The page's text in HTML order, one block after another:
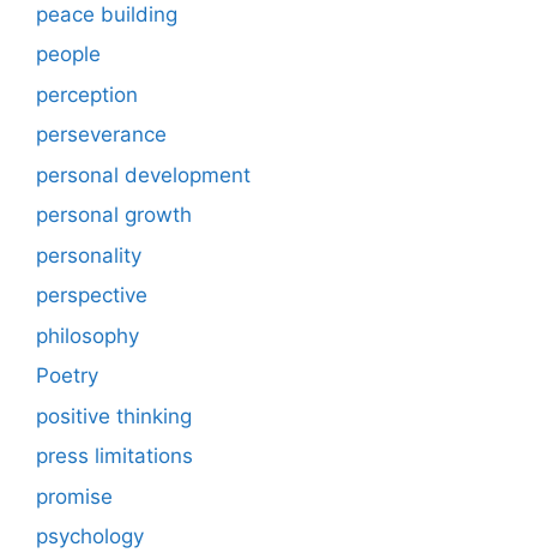
peace building
people
perception
perseverance
personal development
personal growth
personality
perspective
philosophy
Poetry
positive thinking
press limitations
promise
psychology